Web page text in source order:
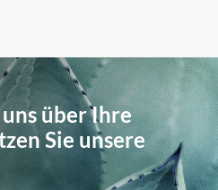
über Ihre
Sie unsere